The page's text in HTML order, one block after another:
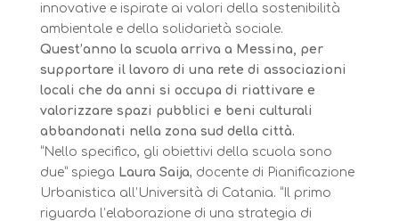
innovative e ispirate ai valori della sostenibilità
ambientale e della solidarietà sociale.
Quest’anno la scuola arriva a Messina, per
supportare il lavoro di una rete di associazioni
locali che da anni si occupa di riattivare e
valorizzare spazi pubblici e beni culturali
abbandonati nella zona sud della città.
“Nello specifico, gli obiettivi della scuola sono
due” spiega Laura Saija, docente di Pianificazione
Urbanistica all’Università di Catania. “Il primo
riguarda l’elaborazione di una strategia di